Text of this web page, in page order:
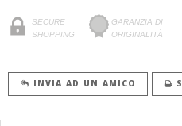
SECURE
SHOPPING
GARANZIA DI
ORIGINALITÀ
INVIA AD UN AMICO